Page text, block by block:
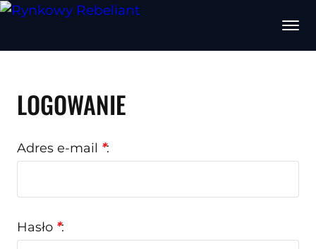
LOGOWANIE
Adres e-mail *:
Hasło *: